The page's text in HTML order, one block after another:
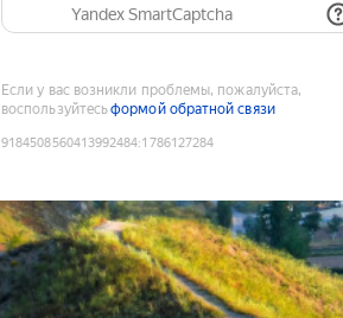
Yandex SmartCaptcha
Если у вас возникли проблемы, пожалуйста,
воспользуйтесьформой обратной связи
9184508560413992484:1786127284